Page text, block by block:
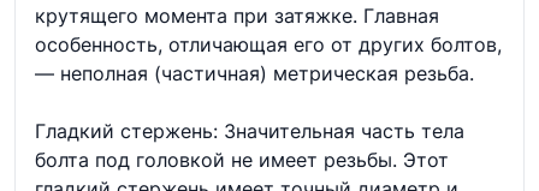
крутящего момента при затяжке. Главная
особенность, отличающая его от других болтов,
— неполная (частичная) метрическая резьба.
Гладкий стержень: Значительная часть тела
болта под головкой не имеет резьбы. Этот